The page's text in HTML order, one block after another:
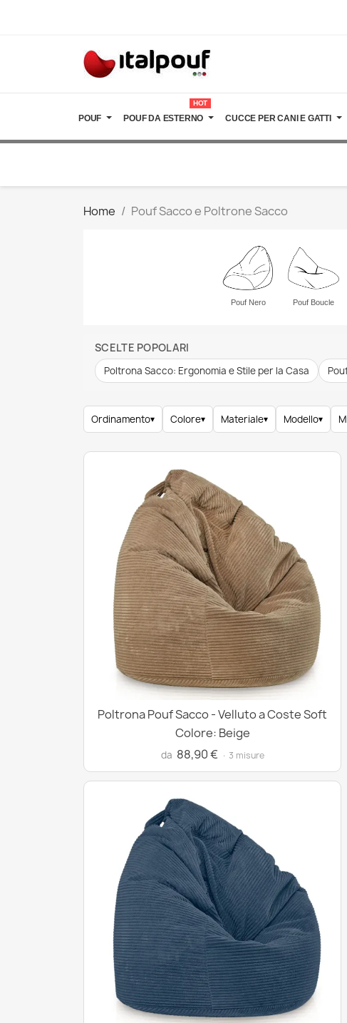
POUF POUF DA ESTERNO
HOT
CUCCE PER CANI E GATTI
Home Pouf Sacco e Poltrone Sacco
Pouf Nero Pouf Boucle
SCELTE POPOLARI
Poltrona Sacco: Ergonomia e Stile per la Casa
Ordinamento▾ Colore▾ Materiale▾ Modello▾
Poltrona Pouf Sacco - Velluto a Coste Soft
Colore: Beige
da 88,90 € · 3 misure